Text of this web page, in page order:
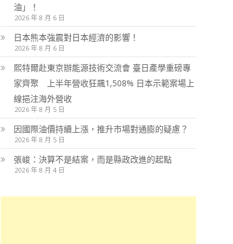
油」！
2026 年 8 月 6 日
日本熊本強震對日本經濟的影響！
2026 年 8 月 6 日
熙特爾赴東京辦能源技術交流會 臺日產學重磅專
家齊聚 上半年營收狂飆1,508% 日本示範案場上
線挹注海外營收
2026 年 8 月 5 日
因國際油價持續上漲，推升市場對通膨的疑慮？
2026 年 8 月 5 日
張峻：決算不是結案，而是縣政改進的起點
2026 年 8 月 4 日